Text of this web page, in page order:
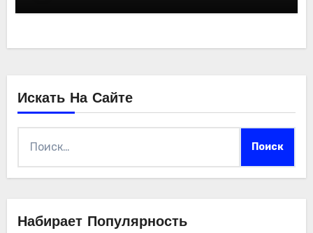
Искать На Сайте
Набирает Популярность